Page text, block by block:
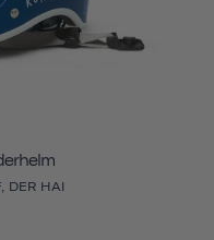
DER HAI